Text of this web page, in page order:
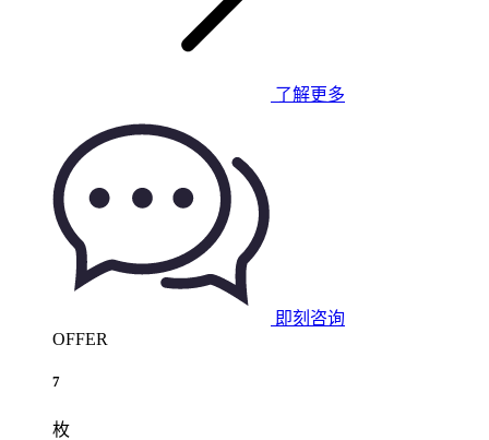
了解更多
即刻咨询
OFFER
7
枚